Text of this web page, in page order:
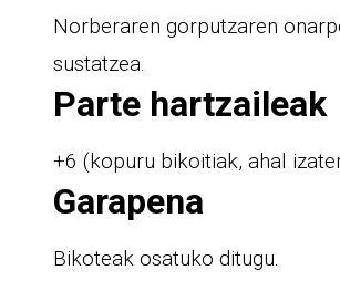
Norberaren gorputzaren
sustatzea.
Parte hartzaileak
+6 (kopuru bikoitiak, ahal
Garapena
Bikoteak osatuko ditugu.